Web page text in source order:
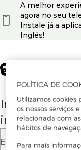
Insira o seu
iniciar sessão.
E-mail
A melhor
agora no seu
Instale já a
Inglés!
POLÍTICA DE
Utilizamos cookies
os nossos serviços
relacionada com
hábitos de
Para mais